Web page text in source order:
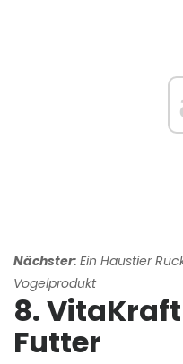
Nächster: Ein Haustier
Vogelprodukt
8. VitaKraft
Futter